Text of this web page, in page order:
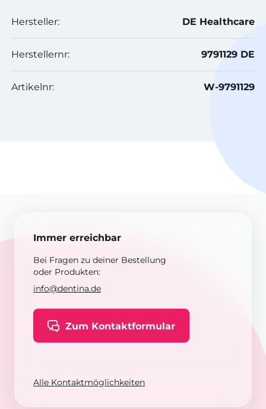
Hersteller: DE Healthcare
Herstellernr: 9791129 DE
Artikelnr: W-9791129
Immer erreichbar
Bei Fragen zu deiner Bestellung
oder Produkten:
info@dentina.de
Zum Kontaktformular
Alle Kontaktmöglichkeiten